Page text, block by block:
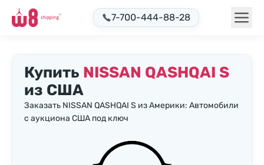
7-700-444-88-28
Купить NISSAN QASHQAI S
из США
Заказать NISSAN QASHQAI S из Америки: Автомобили
с аукциона США под ключ